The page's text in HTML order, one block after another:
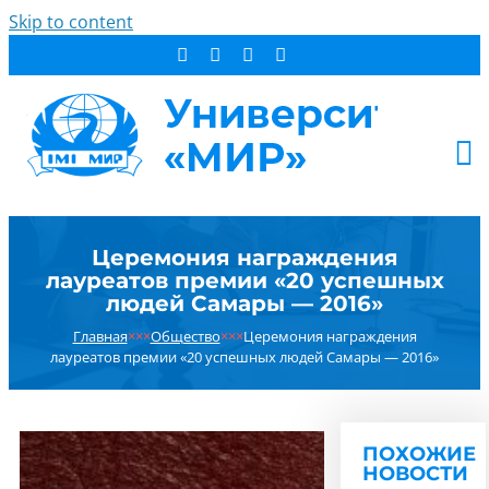
Skip to content
СТУДЕНТУ
ДОПОБРАЗОВАНИЕ
ОБ УНИВЕРСИТЕТЕ
НОВОСТИ
РЕЗУЛЬТАТ ПОИСКА:
Церемония награждения
лауреатов премии «20 успешных
людей Самары — 2016»
Главная×××Общество×××Церемония награждения
лауреатов премии «20 успешных людей Самары — 2016»
ПОХОЖИЕ
НОВОСТИ